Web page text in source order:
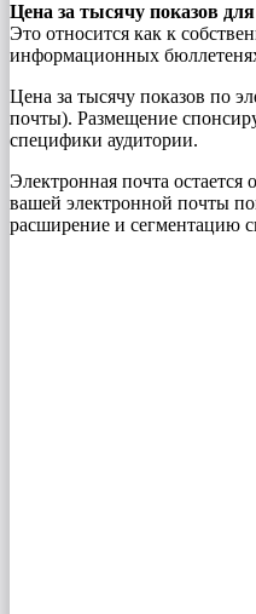
Количество показов
Цена за тысячу показов
Это относится как к
информационных
Цена за тысячу показов по
почты). Размещение
специфики аудитории.
Электронная почта
вашей электронной почты
расширение и сегментацию